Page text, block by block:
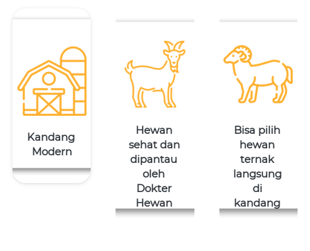
Kandang
Modern
Hewan
sehat dan
dipantau
oleh
Dokter
Hewan
Bisa pilih
hewan
ternak
langsung
di
kandang